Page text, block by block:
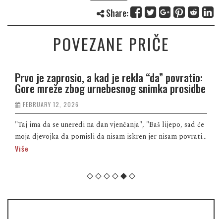
Share:
POVEZANE PRIČE
Prvo je zaprosio, a kad je rekla “da” povratio:
Gore mreže zbog urnebesnog snimka prosidbe
FEBRUARY 12, 2026
"Taj ima da se uneredi na dan vjenčanja", "Baš lijepo, sad će
moja djevojka da pomisli da nisam iskren jer nisam povrati...
Više